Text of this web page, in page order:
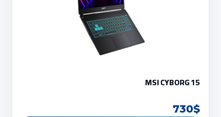
MSI CYBORG 15
730$